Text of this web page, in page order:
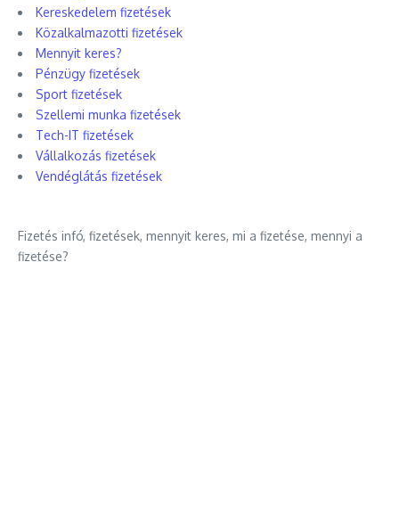
Kereskedelem fizetések
Közalkalmazotti fizetések
Mennyit keres?
Pénzügy fizetések
Sport fizetések
Szellemi munka fizetések
Tech-IT fizetések
Vállalkozás fizetések
Vendéglátás fizetések
Fizetés infó, fizetések, mennyit keres, mi a fizetése, mennyi a
fizetése?